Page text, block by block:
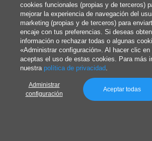
Artículos
cookies funcionales (propias y de terceros)
mejorar la experiencia de navegación del
marketing (propias y de terceros) para
encaje con tus preferencias. Si deseas
información o rechazar todas o algunas
«Administrar configuración». Al hacer clic
aceptas el uso de estas cookies. Para más
nuestra política de privacidad.
Administrar
configuración
Aceptar todas